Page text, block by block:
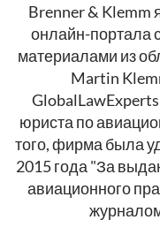
Brenner & Klemm
онлайн-портала
материалами из
Martin
юриста по
того, фирма была
2015 года "За
авиационного